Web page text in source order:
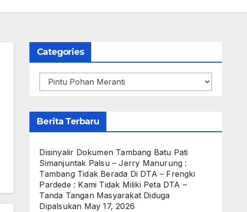
Categories
Categories
Berita Terbaru
Disinyalir Dokumen Tambang Batu Pati
Simanjuntak Palsu – Jerry Manurung :
Tambang Tidak Berada Di DTA – Frengki
Pardede : Kami Tidak Miliki Peta DTA –
Tanda Tangan Masyarakat Diduga
Dipalsukan May 17, 2026